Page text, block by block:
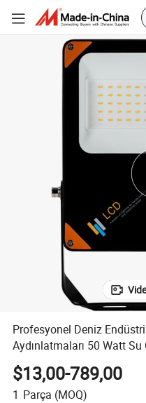
Profesyonel Deniz
Aydınlatmaları 50 Watt Su
90deg Soğuk Beyaz
LED Sel Aydınlatması
$13,00-789,00
1 Parça (MOQ)